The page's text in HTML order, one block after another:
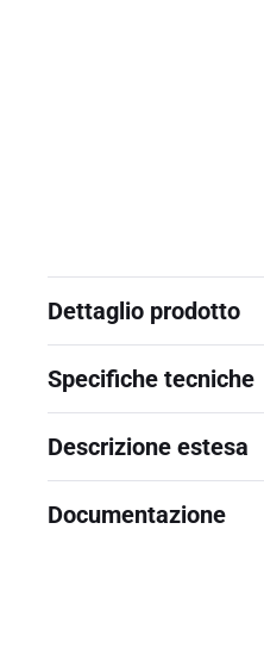
Dettaglio prodotto
Specifiche tecniche
Descrizione estesa
Documentazione